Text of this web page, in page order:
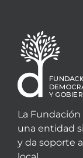
La
una entidad
y da soporte